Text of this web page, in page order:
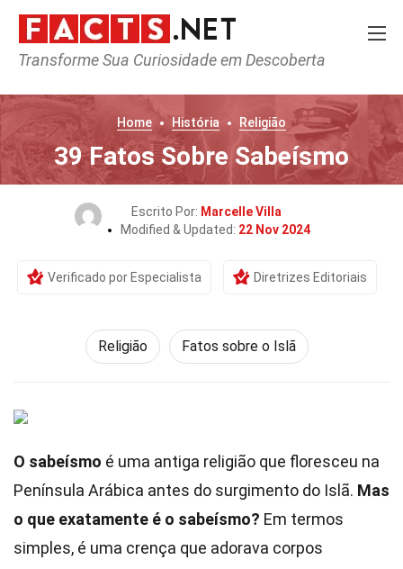
Transforme Sua Curiosidade em Descoberta
Home História Religião
39 Fatos Sobre Sabeísmo
Escrito Por: Marcelle Villa
Modified & Updated: 22 Nov 2024
Verificado por Especialista Diretrizes Editoriais
Religião Fatos sobre o Islã
O sabeísmo é uma antiga religião que floresceu na
Península Arábica antes do surgimento do Islã. Mas
o que exatamente é o sabeísmo? Em termos
simples, é uma crença que adorava corpos